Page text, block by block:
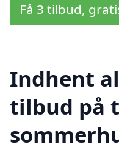
Få 3 tilbud,
Indhent
tilbud på